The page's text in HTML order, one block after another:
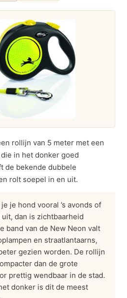
rollijn van 5 meter met een
in het donker goed
de bekende dubbele
rolt soepel in en uit.
je je hond vooral ’s avonds of
dan is zichtbaarheid
band van de New Neon valt
en straatlantaarns,
gezien worden. De rollijn
dan de grote
prettig wendbaar in de stad.
donker is dit de meest